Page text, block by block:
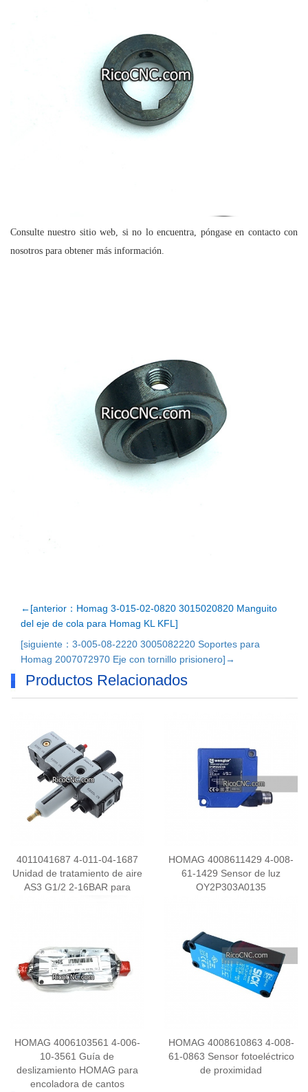
Consulte nuestro sitio web, si no lo encuentra, póngase en contacto con
nosotros para obtener más información.
←[anterior：Homag 3-015-02-0820 3015020820 Manguito
del eje de cola para Homag KL KFL]
[siguiente：3-005-08-2220 3005082220 Soportes para
Homag 2007072970 Eje con tornillo prisionero]→
Productos Relacionados
4011041687 4-011-04-1687
Unidad de tratamiento de aire
AS3 G1/2 2-16BAR para
HOMAG 4008611429 4-008-
61-1429 Sensor de luz
OY2P303A0135
HOMAG 4006103561 4-006-
10-3561 Guía de
deslizamiento HOMAG para
encoladora de cantos
HOMAG 4008610863 4-008-
61-0863 Sensor fotoeléctrico
de proximidad